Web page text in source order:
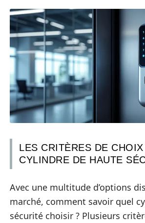
LES CRITÈRES DE CHOIX
CYLINDRE DE HAUTE
Avec une multitude d’options
marché, comment savoir quel
sécurité choisir ? Plusieurs